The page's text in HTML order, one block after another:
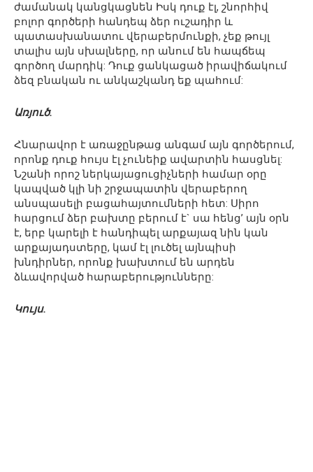
ժամանակ կանցկացնեն Իսկ դուք էլ, շնորհիվ
բոլոր գործերի հանդեպ ձեր ուշադիր և
պատասխանատու վերաբերմունքի, չեք թույլ
տալիս այն սխալները, որ անում են հապճեպ
գործող մարդիկ: Դուք ցանկացած իրավիճակում
ձեզ բնական ու անկաշկանդ եք պահում:
Առյուծ.
Հնարավոր է առաջընթաց անգամ այն գործերում,
որոնք դուք հույս էլ չունեիք ավարտին հասցնել:
Նշանի որոշ ներկայացուցիչների համար օրը
կապված կլի նի շրջապատին վերաբերող
անսպասելի բացահայտումների հետ: Սիրո
հարցում ձեր բախտը բերում է` սա հենց’ այն օրն
է, երբ կարելի է հանդիպել արքայազ նին կան
արքայադստերը, կամ էլ լուծել այնպիսի
խնդիրներ, որոնք խախտում են արդեն
ձևավորված հարաբերությունները:
Կույս.